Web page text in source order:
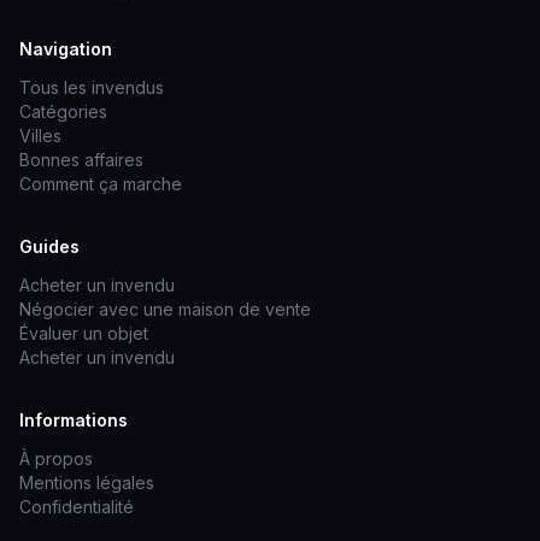
Navigation
Tous les invendus
Catégories
Villes
Bonnes affaires
Comment ça marche
Guides
Acheter un invendu
Négocier avec une maison de vente
Évaluer un objet
Acheter un invendu
Informations
À propos
Mentions légales
Confidentialité